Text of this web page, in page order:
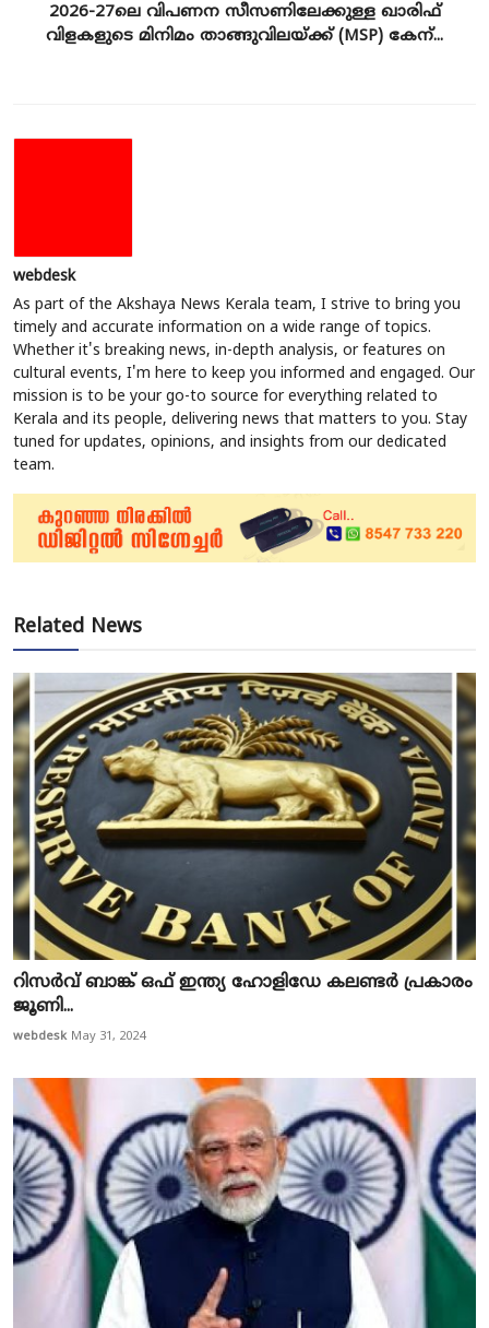
2026-27ലെ വിപണന സീസണിലേക്കുള്ള ഖാരിഫ്
വിളകളുടെ മിനിമം താങ്ങുവിലയ്ക്ക് (MSP) കേന്...
webdesk
As part of the Akshaya News Kerala team, I strive to bring you
timely and accurate information on a wide range of topics.
Whether it's breaking news, in-depth analysis, or features on
cultural events, I'm here to keep you informed and engaged. Our
mission is to be your go-to source for everything related to
Kerala and its people, delivering news that matters to you. Stay
tuned for updates, opinions, and insights from our dedicated
team.
Related News
റിസര്‍വ് ബാങ്ക് ഒഫ് ഇന്ത്യ ഹോളിഡേ കലണ്ടര്‍ പ്രകാരം
ജൂണി...
webdesk May 31, 2024